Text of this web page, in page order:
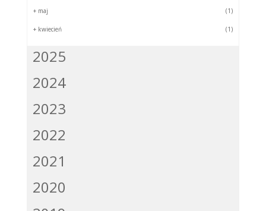
+ maj (1)
+ kwiecień (1)
2025
2024
2023
2022
2021
2020